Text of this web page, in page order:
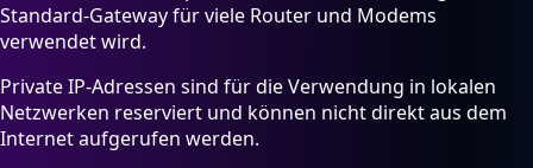
Standard-Gateway für viele Router und Modems
verwendet wird.
Private IP-Adressen sind für die Verwendung in lokalen
Netzwerken reserviert und können nicht direkt aus dem
Internet aufgerufen werden.